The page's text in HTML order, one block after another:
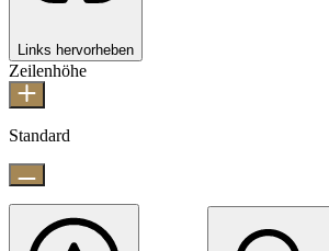
Links hervorheben
Zeilenhöhe
Standard